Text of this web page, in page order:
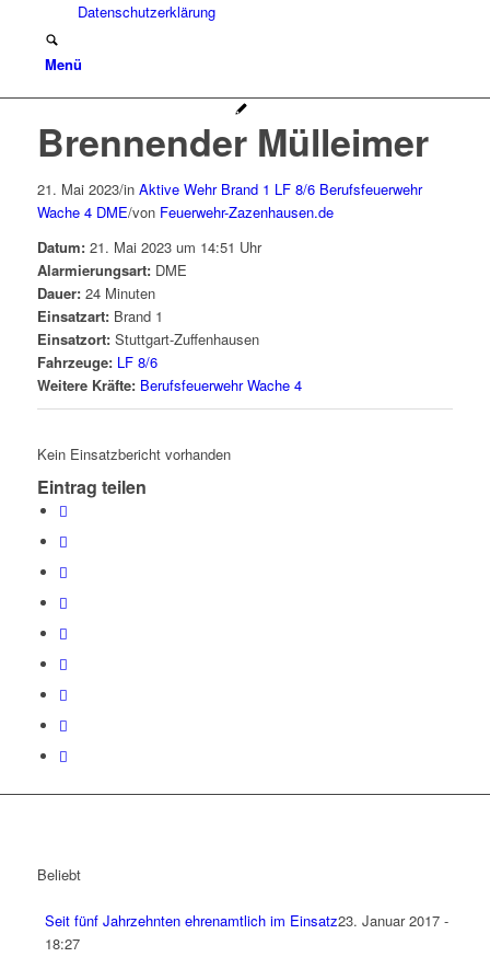
Datenschutzerklärung
Menü
Brennender Mülleimer
21. Mai 2023/in Aktive Wehr Brand 1 LF 8/6 Berufsfeuerwehr
Wache 4 DME/von Feuerwehr-Zazenhausen.de
Datum:21. Mai 2023 um 14:51 Uhr
Alarmierungsart:DME
Dauer:24 Minuten
Einsatzart:Brand 1
Einsatzort:Stuttgart-Zuffenhausen
Fahrzeuge: LF 8/6
Weitere Kräfte: Berufsfeuerwehr Wache 4
Kein Einsatzbericht vorhanden
Eintrag teilen
Beliebt
Seit fünf Jahrzehnten ehrenamtlich im Einsatz23. Januar 2017 -
18:27